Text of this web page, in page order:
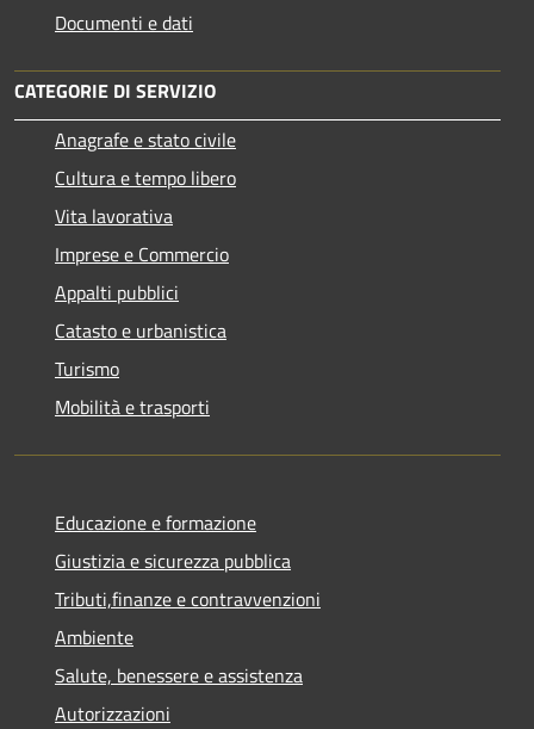
Documenti e dati
CATEGORIE DI SERVIZIO
Anagrafe e stato civile
Cultura e tempo libero
Vita lavorativa
Imprese e Commercio
Appalti pubblici
Catasto e urbanistica
Turismo
Mobilità e trasporti
Educazione e formazione
Giustizia e sicurezza pubblica
Tributi,finanze e contravvenzioni
Ambiente
Salute, benessere e assistenza
Autorizzazioni